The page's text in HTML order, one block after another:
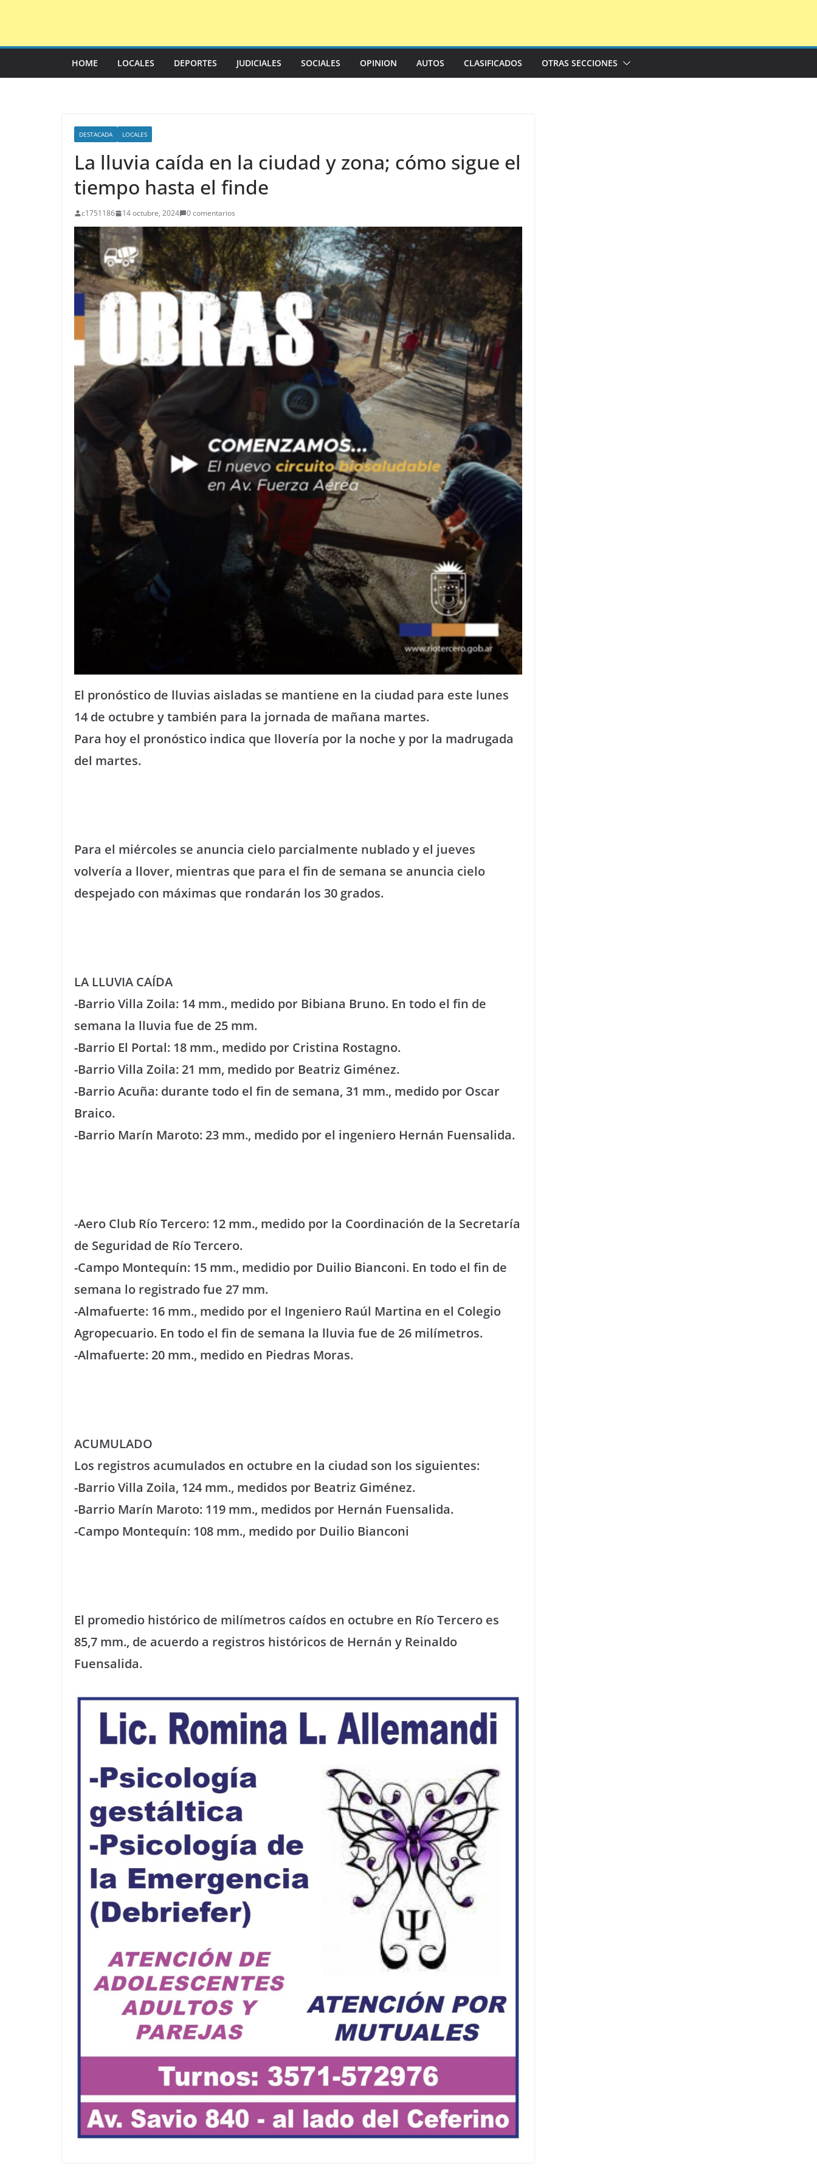
HOME LOCALES DEPORTES JUDICIALES SOCIALES OPINION AUTOS CLASIFICADOS OTRAS SECCIONES
DESTACADA LOCALES
La lluvia caída en la ciudad y zona; cómo sigue el
tiempo hasta el finde
c1751186 14 octubre, 2024 0 comentarios
El pronóstico de lluvias aisladas se mantiene en la ciudad para este lunes
14 de octubre y también para la jornada de mañana martes.
Para hoy el pronóstico indica que llovería por la noche y por la madrugada
del martes.
Para el miércoles se anuncia cielo parcialmente nublado y el jueves
volvería a llover, mientras que para el fin de semana se anuncia cielo
despejado con máximas que rondarán los 30 grados.
LA LLUVIA CAÍDA
-Barrio Villa Zoila: 14 mm., medido por Bibiana Bruno. En todo el fin de
semana la lluvia fue de 25 mm.
-Barrio El Portal: 18 mm., medido por Cristina Rostagno.
-Barrio Villa Zoila: 21 mm, medido por Beatriz Giménez.
-Barrio Acuña: durante todo el fin de semana, 31 mm., medido por Oscar
Braico.
-Barrio Marín Maroto: 23 mm., medido por el ingeniero Hernán Fuensalida.
-Aero Club Río Tercero: 12 mm., medido por la Coordinación de la Secretaría
de Seguridad de Río Tercero.
-Campo Montequín: 15 mm., medidio por Duilio Bianconi. En todo el fin de
semana lo registrado fue 27 mm.
-Almafuerte: 16 mm., medido por el Ingeniero Raúl Martina en el Colegio
Agropecuario. En todo el fin de semana la lluvia fue de 26 milímetros.
-Almafuerte: 20 mm., medido en Piedras Moras.
ACUMULADO
Los registros acumulados en octubre en la ciudad son los siguientes:
-Barrio Villa Zoila, 124 mm., medidos por Beatriz Giménez.
-Barrio Marín Maroto: 119 mm., medidos por Hernán Fuensalida.
-Campo Montequín: 108 mm., medido por Duilio Bianconi
El promedio histórico de milímetros caídos en octubre en Río Tercero es
85,7 mm., de acuerdo a registros históricos de Hernán y Reinaldo
Fuensalida.